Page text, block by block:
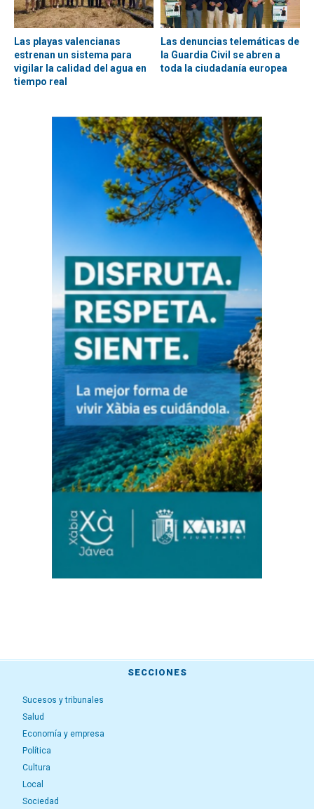
Las playas valencianas
estrenan un sistema para
vigilar la calidad del agua en
tiempo real
Las denuncias telemáticas de
la Guardia Civil se abren a
toda la ciudadanía europea
SECCIONES
Sucesos y tribunales
Salud
Economía y empresa
Política
Cultura
Local
Sociedad